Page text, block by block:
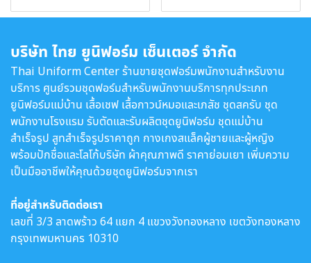
บริษัท ไทย ยูนิฟอร์ม เซ็นเตอร์ จำกัด
Thai Uniform Center ร้านขายชุดฟอร์มพนักงานสำหรับงาน
บริการ ศูนย์รวมชุดฟอร์มสำหรับพนักงานบริการทุกประเภท
ยูนิฟอร์มแม่บ้าน เสื้อเชฟ เสื้อกาวน์หมอและเภสัช ชุดสครับ ชุด
พนักงานโรงแรม รับตัดและรับผลิตชุดยูนิฟอร์ม ชุดแม่บ้าน
สำเร็จรูป สูทสำเร็จรูปราคาถูก กางเกงสแล็คผู้ชายและผู้หญิง
พร้อมปักชื่อและโลโก้บริษัท ผ้าคุณภาพดี ราคาย่อมเยา เพิ่มความ
เป็นมืออาชีพให้คุณด้วยชุดยูนิฟอร์มจากเรา
ที่อยู่สำหรับติดต่อเรา
เลขที่ 3/3 ลาดพร้าว 64 แยก 4 แขวงวังทองหลาง เขตวังทองหลาง
กรุงเทพมหานคร 10310